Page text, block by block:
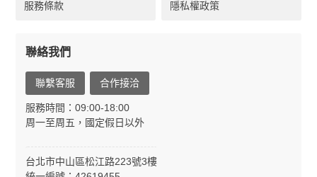
服務條款 隱私權政策
聯絡我們
聯繫客服 合作接洽
服務時間：09:00-18:00
周一至周五，國定假日以外
台北市中山區松江路223號3樓